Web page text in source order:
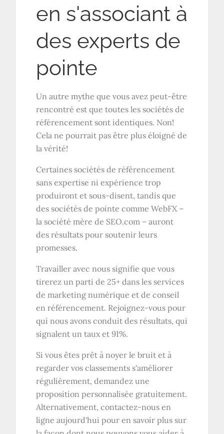
en s'associant à
des experts de
pointe
Un autre mythe que vous avez peut-être
rencontré est que toutes les sociétés de
référencement sont identiques. Non!
Cela ne pourrait pas être plus éloigné de
la vérité!
Certaines sociétés de référencement
sans expertise ni expérience trop
produiront et sous-disent, tandis que
des sociétés de pointe comme WebFX –
la société mère de SEO.com – auront
des résultats pour soutenir leurs
promesses.
Travailler avec nous signifie que vous
tirerez un parti de 25+ dans les services
de marketing numérique et de conseil
en référencement. Rejoignez-vous pour
qui nous avons conduit des résultats, qui
signalent un taux et 91%.
Si vous êtes prêt à noyer le bruit et à
regarder vos classements s'améliorer
régulièrement, demandez une
proposition personnalisée gratuitement.
Alternativement, contactez-nous en
ligne aujourd'hui pour en savoir plus sur